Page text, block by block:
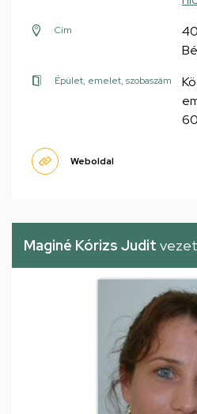
Cím
Épület, emelet, szobaszám
Weboldal
Maginé Kórizs Judit